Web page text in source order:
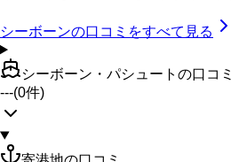
シーボーンの口コミをすべて見る
シーボーン・パシュートの口コミ
---(0件)